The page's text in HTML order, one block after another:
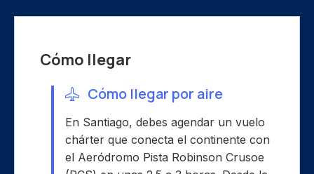
Cómo llegar
Cómo llegar por aire
En Santiago, debes agendar un vuelo
chárter que conecta el continente con
el Aeródromo Pista Robinson Crusoe